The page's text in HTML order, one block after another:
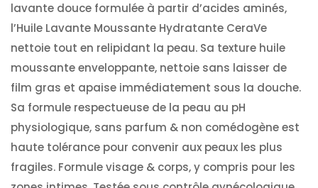
lavante douce formulée à partir d’acides aminés,
l’Huile Lavante Moussante Hydratante CeraVe
nettoie tout en relipidant la peau. Sa texture huile
moussante enveloppante, nettoie sans laisser de
film gras et apaise immédiatement sous la douche.
Sa formule respectueuse de la peau au pH
physiologique, sans parfum & non comédogène est
haute tolérance pour convenir aux peaux les plus
fragiles. Formule visage & corps, y compris pour les